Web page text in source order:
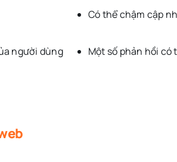
Có thể chậm cập
người dùng Một số phản hồi có